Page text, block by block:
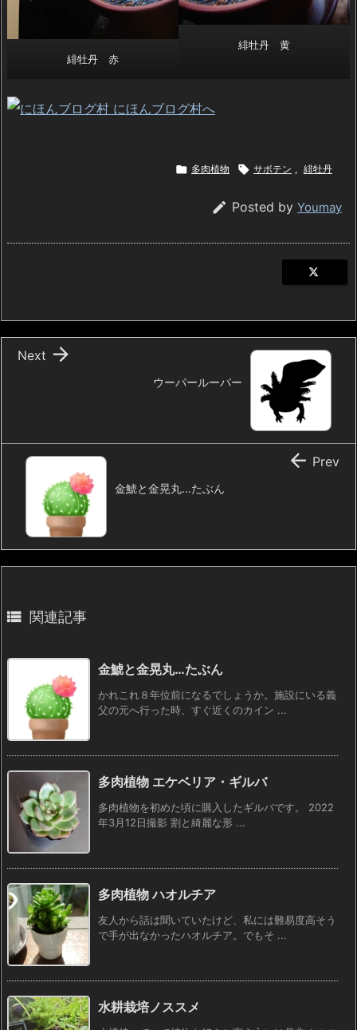
緋牡丹 赤
緋牡丹 黄
 多肉植物  サボテン , 緋牡丹
 Posted by Youmay
ウーパールーパー

Next
金鯱と金晃丸…たぶん
 Prev
 関連記事
金鯱と金晃丸…たぶん
かれこれ８年位前になるでしょうか。施設にいる義
父の元へ行った時、すぐ近くのカイン ...
多肉植物 エケベリア・ギルバ
多肉植物を初めた頃に購入したギルバです。 2022
年3月12日撮影 割と綺麗な形 ...
多肉植物 ハオルチア
友人から話は聞いていたけど、私には難易度高そう
で手が出なかったハオルチア。でもそ ...
水耕栽培ノススメ